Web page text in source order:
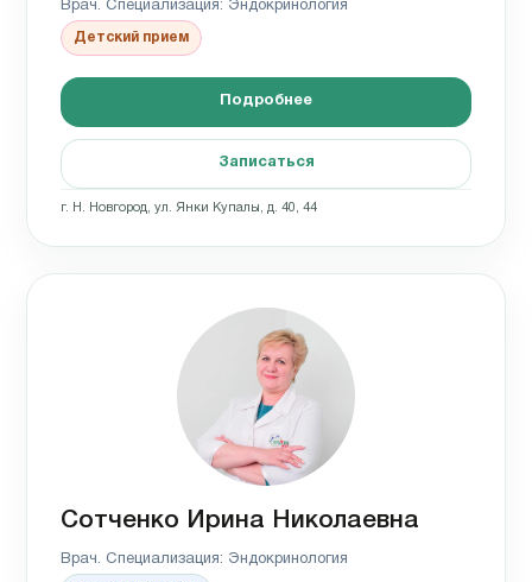
Врач. Специализация: Эндокринология
Детский прием
Подробнее
Записаться
г. Н. Новгород, ул. Янки Купалы, д. 40, 44
Сотченко Ирина Николаевна
Врач. Специализация: Эндокринология